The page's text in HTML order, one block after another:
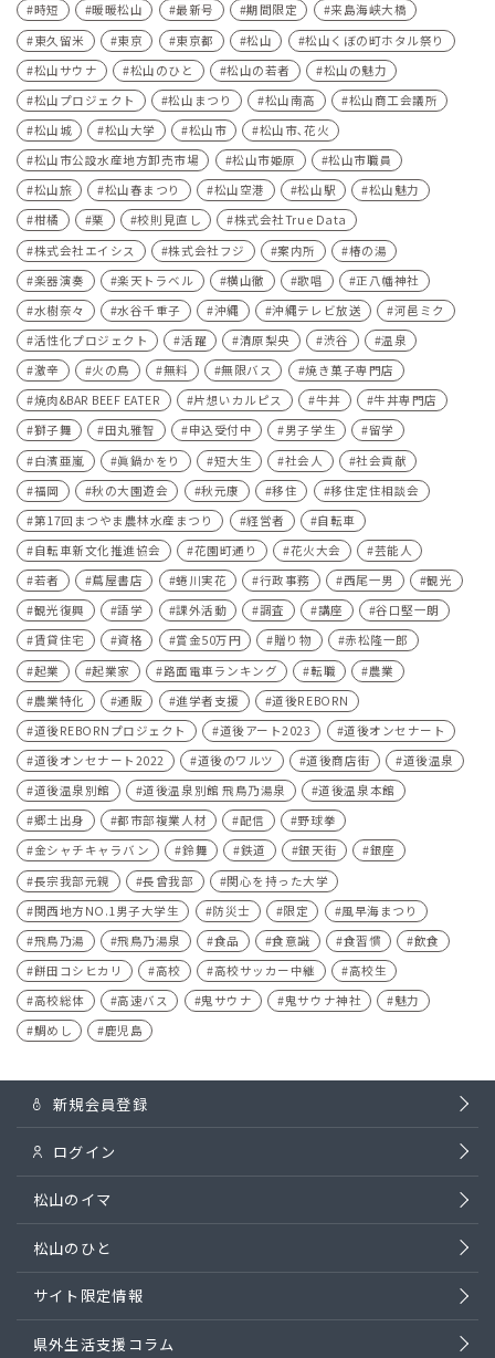
時短
暖暖松山 最新号 期間限定
来島海峡大橋
東久留米
東京 東京都 松山
松山くぼの町ホタル祭り
松山サウナ
松山のひと 松山の若者
松山の魅力
松山プロジェクト
松山まつり 松山南高
松山商工会議所
松山城
松山大学 松山市
松山市､花火
松山市公設水産地方卸売市場
松山市姫原
松山市職員
松山旅
松山春まつり 松山空港 松山駅
松山魅力
柑橘
栗 校則見直し
株式会社True Data
株式会社エイシス
株式会社フジ 案内所
椿の湯
楽器演奏
楽天トラベル 横山徹 歌唱
正八幡神社
水樹奈々
水谷千重子 沖縄 沖縄テレビ放送
河⾢ミク
活性化プロジェクト
活躍 清原梨央 渋谷
温泉
激辛
火の鳥 無料 無限バス
焼き菓子専門店
焼肉&BAR BEEF EATER
片想いカルピス 牛丼
牛丼専門店
獅子舞
田丸雅智 申込受付中 男子学生
留学
白濱亜嵐
眞鍋かをり 短大生 社会人
社会貢献
福岡
秋の大園遊会 秋元康 移住
移住定住相談会
第17回まつやま農林水産まつり
経営者
自転車
自転車新文化推進協会
花園町通り 花火大会
芸能人
若者
蔦屋書店 蜷川実花 行政事務 西尾一男
観光
観光復興
語学 課外活動 調査 講座
谷口堅一朗
賃貸住宅
資格 賞金50万円 贈り物
赤松隆一郎
起業
起業家 路面電車ランキング 転職
農業
農業特化
通販 進学者支援
道後REBORN
道後REBORNプロジェクト
道後アート2023
道後オンセナート
道後オンセナート2022
道後のワルツ 道後商店街
道後温泉
道後温泉別館
道後温泉別館 飛鳥乃湯泉
道後温泉本館
郷土出身
都市部複業人材 配信
野球拳
金シャチキャラバン
鈴舞 鉄道 銀天街
銀座
長宗我部元親
長曾我部
関心を持った大学
関西地方NO.1男子大学生
防災士 限定
風早海まつり
飛鳥乃湯
飛鳥乃湯泉 食品 食意識 食習慣
飲食
餅田コシヒカリ
高校 高校サッカー中継
高校生
高校総体
高速バス 鬼サウナ 鬼サウナ神社
魅力
鯛めし
鹿児島
新規会員登録
ログイン
松山のイマ
松山のひと
サイト限定情報
県外生活支援コラム